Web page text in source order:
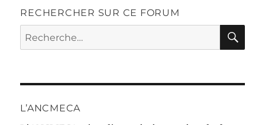
RECHERCHER SUR CE FORUM
Recherche
pour :
L’ANCMECA